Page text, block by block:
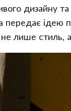
передає ідею
лише стиль,